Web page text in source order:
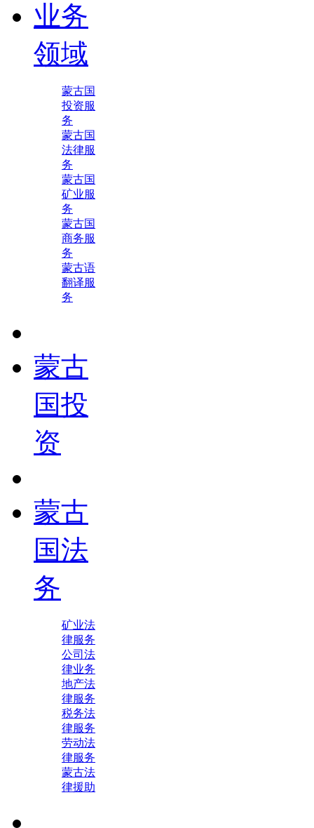
业务
领域
蒙古国
投资服
务
蒙古国
法律服
务
蒙古国
矿业服
务
蒙古国
商务服
务
蒙古语
翻译服
务
蒙古
国投
资
蒙古
国法
务
矿业法
律服务
公司法
律业务
地产法
律服务
税务法
律服务
劳动法
律服务
蒙古法
律援助